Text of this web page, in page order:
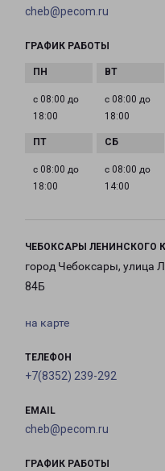
cheb@pecom.ru
ГРАФИК РАБОТЫ
с 08:00 до
18:00
с 08:00 до
18:00
с 08:00 до
18:00
с 08:00 до
14:00
ЧЕБОКСАРЫ ЛЕНИНСКОГО
город Чебоксары, улица
84Б
на карте
ТЕЛЕФОН
+7(8352) 239-292
EMAIL
cheb@pecom.ru
ГРАФИК РАБОТЫ